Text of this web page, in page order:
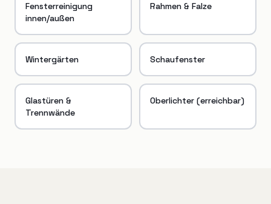
Fensterreinigung
innen/außen
Rahmen & Falze
Wintergärten Schaufenster
Glastüren &
Trennwände
Oberlichter (erreichbar)